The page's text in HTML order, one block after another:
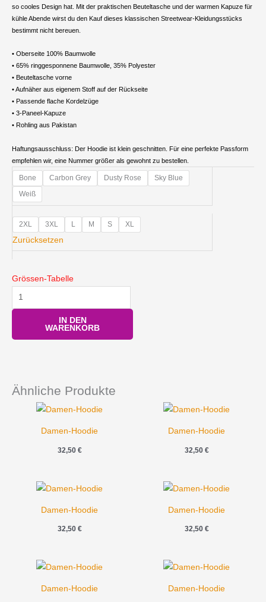
so cooles Design hat. Mit der praktischen Beuteltasche und der warmen Kapuze für
kühle Abende wirst du den Kauf dieses klassischen Streetwear-Kleidungsstücks
bestimmt nicht bereuen.
• Oberseite 100% Baumwolle
• 65% ringgesponnene Baumwolle, 35% Polyester
• Beuteltasche vorne
• Aufnäher aus eigenem Stoff auf der Rückseite
• Passende flache Kordelzüge
• 3-Paneel-Kapuze
• Rohling aus Pakistan
Haftungsausschluss: Der Hoodie ist klein geschnitten. Für eine perfekte Passform
empfehlen wir, eine Nummer größer als gewohnt zu bestellen.
Bone Carbon Grey Dusty Rose
Sky Blue
Weiß
2XL 3XL L M S XL
Zurücksetzen
Grössen-Tabelle
Damen-
Hoodie
Menge
IN DEN
WARENKORB
Ähnliche Produkte
Damen-Hoodie
32,50 €
Damen-Hoodie
32,50 €
Damen-Hoodie
32,50 €
Damen-Hoodie
32,50 €
Damen-Hoodie Damen-Hoodie